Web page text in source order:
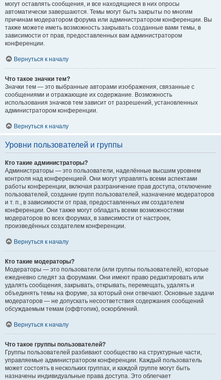
могут оставлять сообщения, и все находящиеся в них опросы
автоматически завершаются. Темы могут быть закрыты по многим
причинам модератором форума или администратором конференции. Вы
также можете иметь возможность закрывать созданные вами темы, в
зависимости от прав, предоставленных вам администратором
конференции.
Вернуться к началу
Что такое значки тем?
Значки тем — это выбранные авторами изображения, связанные с
сообщениями и отражающие их содержание. Возможность
использования значков тем зависит от разрешений, установленных
администратором конференции.
Вернуться к началу
Уровни пользователей и группы
Кто такие администраторы?
Администраторы — это пользователи, наделённые высшим уровнем
контроля над конференцией. Они могут управлять всеми аспектами
работы конференции, включая разграничение прав доступа, отключение
пользователей, создание групп пользователей, назначение модераторов
и т. п., в зависимости от прав, предоставленных им создателем
конференции. Они также могут обладать всеми возможностями
модераторов во всех форумах, в зависимости от настроек,
произведённых создателем конференции.
Вернуться к началу
Кто такие модераторы?
Модераторы — это пользователи (или группы пользователей), которые
ежедневно следят за форумами. Они имеют право редактировать или
удалять сообщения, закрывать, открывать, перемещать, удалять и
объединять темы на форуме, за который они отвечают. Основные задачи
модераторов — не допускать несоответствия содержания сообщений
обсуждаемым темам (оффтопик), оскорблений.
Вернуться к началу
Что такое группы пользователей?
Группы пользователей разбивают сообщество на структурные части,
управляемые администратором конференции. Каждый пользователь
может состоять в нескольких группах, и каждой группе могут быть
назначены индивидуальные права доступа. Это облегчает